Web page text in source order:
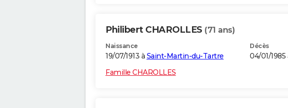
Philibert CHAROLLES (71 ans)
Naissance
19/07/1913 à Saint-Martin-du-Tartre
Décès
04/01/1985
Famille CHAROLLES